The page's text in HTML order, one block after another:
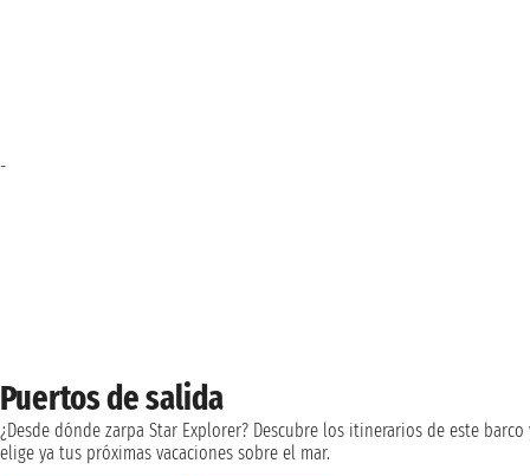
Puertos de salida
¿Desde dónde zarpa Star Explorer? Descubre los itinerarios de este barco
elige ya tus próximas vacaciones sobre el mar.
-